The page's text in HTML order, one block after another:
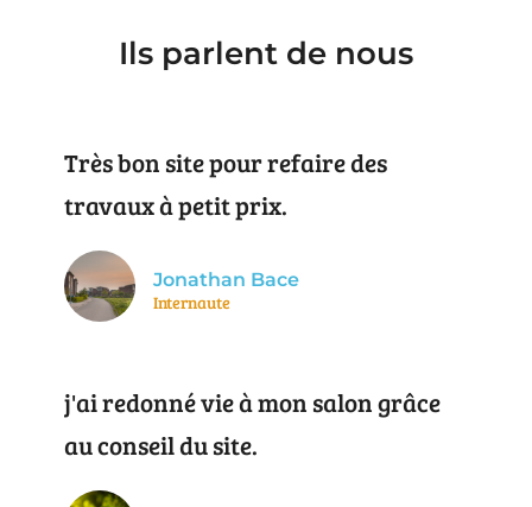
Ils parlent de nous
Très bon site pour refaire des
travaux à petit prix.
Jonathan Bace
Internaute
j'ai redonné vie à mon salon grâce
au conseil du site.